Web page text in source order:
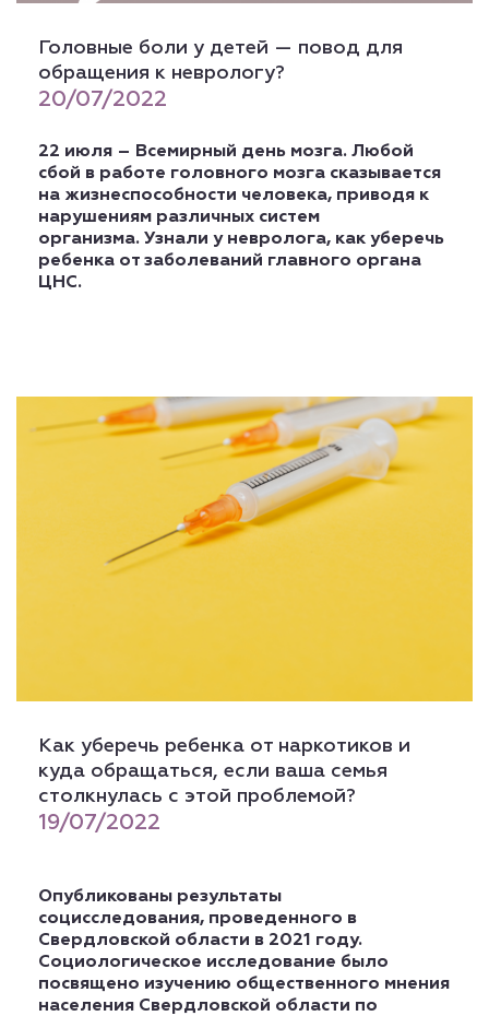
Головные боли у детей — повод для
обращения к неврологу?
20/07/2022
22 июля – Всемирный день мозга. Любой
сбой в работе головного мозга сказывается
на жизнеспособности человека, приводя к
нарушениям различных систем
организма. Узнали у невролога, как уберечь
ребенка от заболеваний главного органа
ЦНС.
Как уберечь ребенка от наркотиков и
куда обращаться, если ваша семья
столкнулась с этой проблемой?
19/07/2022
Опубликованы результаты
социсследования, проведенного в
Свердловской области в 2021 году.
Социологическое исследование было
посвящено изучению общественного мнения
населения Свердловской области по